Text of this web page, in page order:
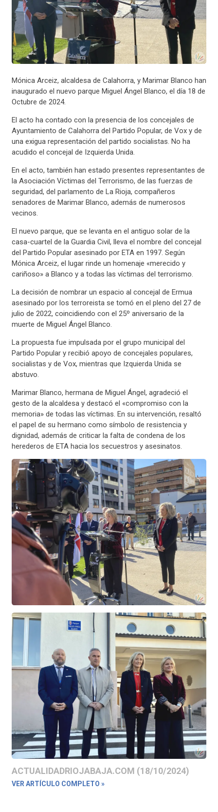
Mónica Arceiz, alcaldesa de Calahorra, y Marimar Blanco han
inaugurado el nuevo parque Miguel Ángel Blanco, el día 18 de
Octubre de 2024.
El acto ha contado con la presencia de los concejales de
Ayuntamiento de Calahorra del Partido Popular, de Vox y de
una exigua representación del partido socialistas. No ha
acudido el concejal de Izquierda Unida.
En el acto, también han estado presentes representantes de
la Asociación Víctimas del Terrorismo, de las fuerzas de
seguridad, del parlamento de La Rioja, compañeros
senadores de Marimar Blanco, además de numerosos
vecinos.
El nuevo parque, que se levanta en el antiguo solar de la
casa-cuartel de la Guardia Civil, lleva el nombre del concejal
del Partido Popular asesinado por ETA en 1997. Según
Mónica Arceiz, el lugar rinde un homenaje «merecido y
cariñoso» a Blanco y a todas las víctimas del terrorismo.
La decisión de nombrar un espacio al concejal de Ermua
asesinado por los terroreista se tomó en el pleno del 27 de
julio de 2022, coincidiendo con el 25º aniversario de la
muerte de Miguel Ángel Blanco.
La propuesta fue impulsada por el grupo municipal del
Partido Popular y recibió apoyo de concejales populares,
socialistas y de Vox, mientras que Izquierda Unida se
abstuvo.
Marimar Blanco, hermana de Miguel Ángel, agradeció el
gesto de la alcaldesa y destacó el «compromiso con la
memoria» de todas las víctimas. En su intervención, resaltó
el papel de su hermano como símbolo de resistencia y
dignidad, además de criticar la falta de condena de los
herederos de ETA hacia los secuestros y asesinatos.
ACTUALIDADRIOJABAJA.COM (18/10/2024)
VER ARTÍCULO COMPLETO »